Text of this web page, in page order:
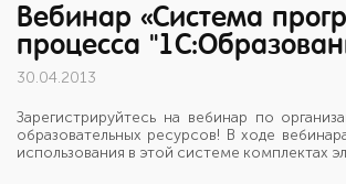
Вебинар «Система
процесса
30.04.2013
Зарегистрируйтесь на вебинар по
образовательных ресурсов! В ходе
использования в этой системе комплектах